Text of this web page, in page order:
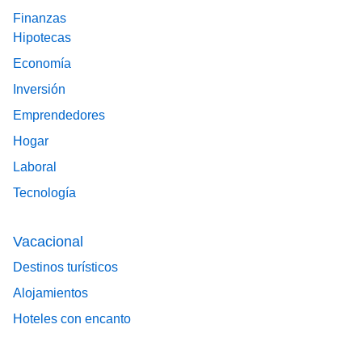
Finanzas
Hipotecas
Economía
Inversión
Emprendedores
Hogar
Laboral
Tecnología
Vacacional
Destinos turísticos
Alojamientos
Hoteles con encanto